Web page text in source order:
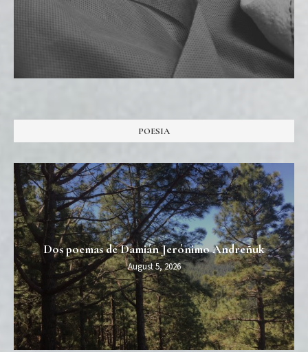
POESIA
Dos poemas de Damián Jerónimo Andreñuk
August 5, 2026